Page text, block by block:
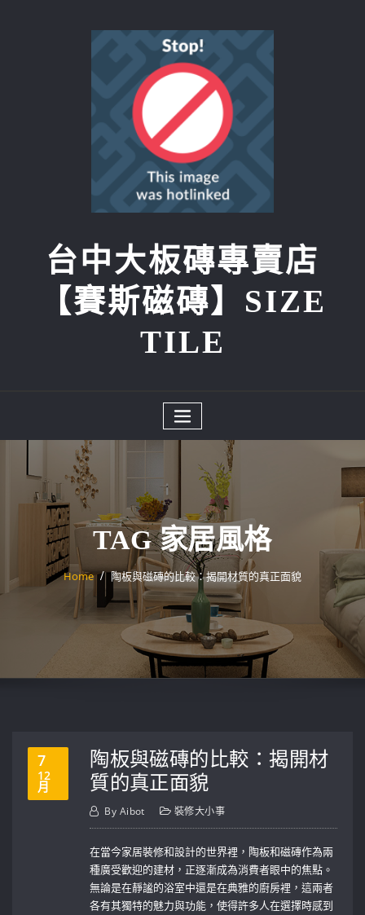
台中大板磚專賣店
【賽斯磁磚】SIZE
TILE
TAG 家居風格
Home 陶板與磁磚的比較：揭開材質的真正面貌
7
12
月
陶板與磁磚的比較：揭開材
質的真正面貌
By Aibot 裝修大小事
在當今家居裝修和設計的世界裡，陶板和磁磚作為兩
種廣受歡迎的建材，正逐漸成為消費者眼中的焦點。
無論是在靜謐的浴室中還是在典雅的廚房裡，這兩者
各有其獨特的魅力與功能，使得許多人在選擇時感到